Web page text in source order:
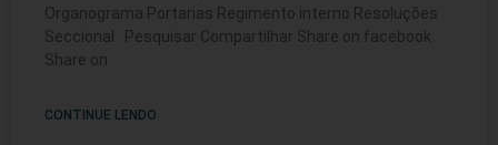
Organograma Portarias Regimento interno Resoluções
Seccional Pesquisar Compartilhar Share on facebook
Share on
CONTINUE LENDO